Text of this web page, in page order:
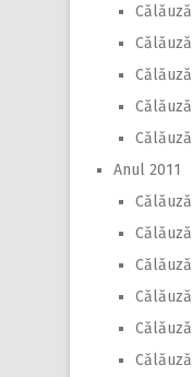
Anul 2011